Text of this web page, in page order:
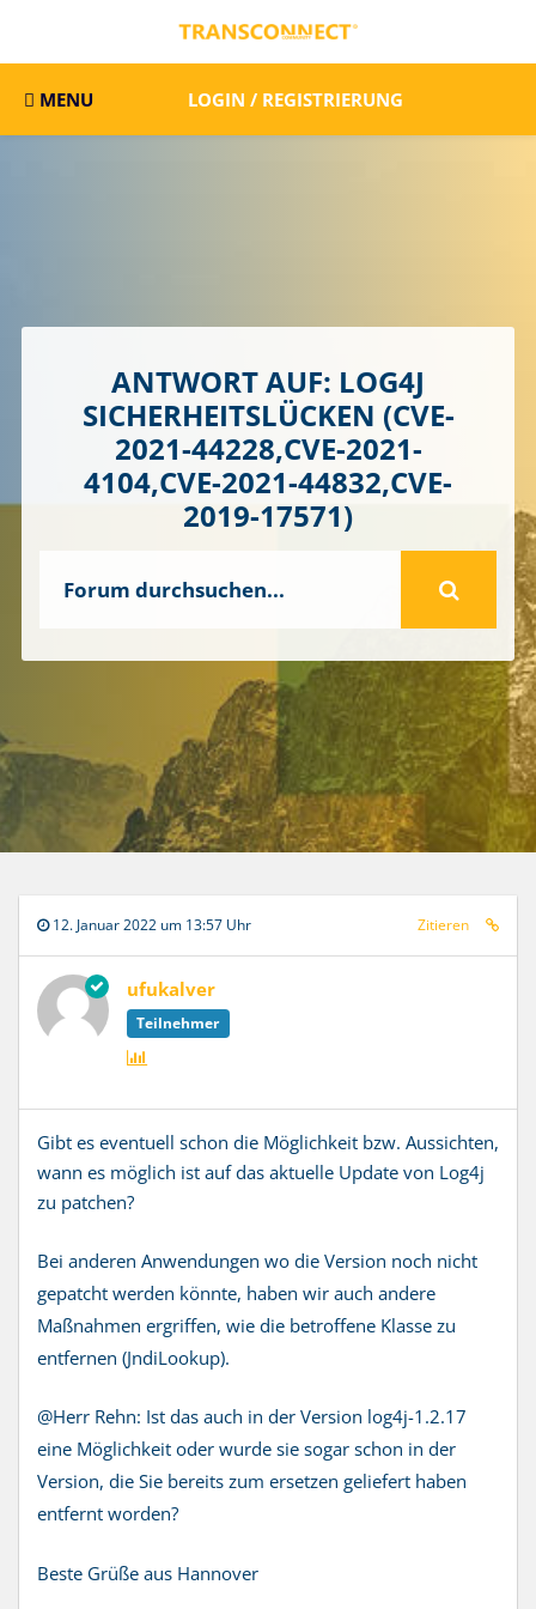
MENU LOGIN / REGISTRIERUNG
ANTWORT AUF: LOG4J
SICHERHEITSLÜCKEN (CVE-
2021-44228,CVE-2021-
4104,CVE-2021-44832,CVE-
2019-17571)
12. Januar 2022 um 13:57 Uhr Zitieren
ufukalver
Teilnehmer
Gibt es eventuell schon die Möglichkeit bzw. Aussichten,
wann es möglich ist auf das aktuelle Update von Log4j
zu patchen?
Bei anderen Anwendungen wo die Version noch nicht
gepatcht werden könnte, haben wir auch andere
Maßnahmen ergriffen, wie die betroffene Klasse zu
entfernen (JndiLookup).
@Herr Rehn: Ist das auch in der Version log4j-1.2.17
eine Möglichkeit oder wurde sie sogar schon in der
Version, die Sie bereits zum ersetzen geliefert haben
entfernt worden?
Beste Grüße aus Hannover